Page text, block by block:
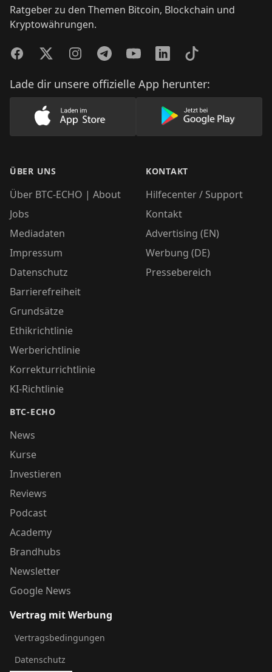
Ratgeber zu den Themen Bitcoin, Blockchain und
Kryptowährungen.
FacebookTwitterInstagramTelegramYouTubeLinkedInTikTok
Lade dir unsere offizielle App herunter:
Lade unsere App im AppStore herunter
Lade unsere
ÜBER UNS
Über BTC-ECHO | About
Jobs
Mediadaten
Impressum
Datenschutz
Barrierefreiheit
Grundsätze
Ethikrichtlinie
Werberichtlinie
Korrekturrichtlinie
KI-Richtlinie
BTC-ECHO
News
Kurse
Investieren
Reviews
Podcast
Academy
Brandhubs
Newsletter
Google News
KONTAKT
Hilfecenter / Support
Kontakt
Advertising (EN)
Werbung (DE)
Pressebereich
Vertrag mit Werbung
Vertragsbedingungen
Datenschutz